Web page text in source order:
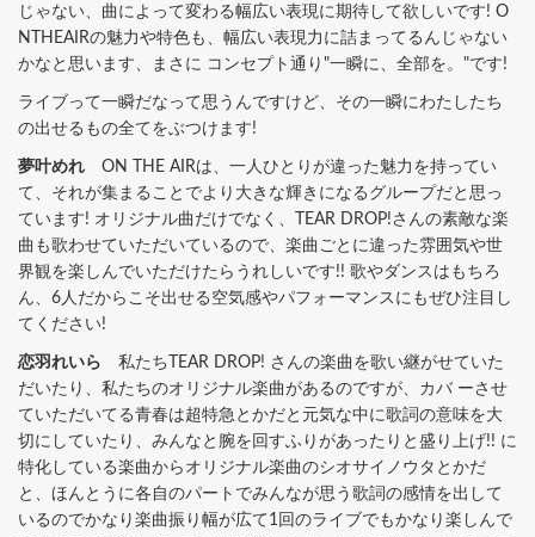
じゃない、曲によって変わる幅広い表現に期待して欲しいです! O
NTHEAIRの魅力や特色も、幅広い表現力に詰まってるんじゃない
かなと思います、まさに コンセプト通り"一瞬に、全部を。"です!
ライブって一瞬だなって思うんですけど、その一瞬にわたしたち
の出せるもの全てをぶつけます!
夢叶めれ ON THE AIRは、一人ひとりが違った魅力を持ってい
て、それが集まることでより大きな輝きになるグループだと思っ
ています! オリジナル曲だけでなく、TEAR DROP!さんの素敵な楽
曲も歌わせていただいているので、楽曲ごとに違った雰囲気や世
界観を楽しんでいただけたらうれしいです!! 歌やダンスはもちろ
ん、6人だからこそ出せる空気感やパフォーマンスにもぜひ注目し
てください!
恋羽れいら 私たちTEAR DROP! さんの楽曲を歌い継がせていた
だいたり、私たちのオリジナル楽曲があるのですが、カバ ーさせ
ていただいてる青春は超特急とかだと元気な中に歌詞の意味を大
切にしていたり、みんなと腕を回すふりがあったりと盛り上げ!! に
特化している楽曲からオリジナル楽曲のシオサイノウタとかだ
と、ほんとうに各自のパートでみんなが思う歌詞の感情を出して
いるのでかなり楽曲振り幅が広て1回のライブでもかなり楽しんで